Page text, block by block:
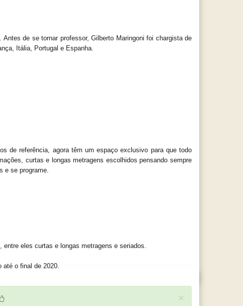
de se tornar professor, Gilberto Maringoni foi chargista de
Itália, Portugal e Espanha.
de referência, agora têm um espaço exclusivo para que todo
curtas e longas metragens escolhidos pensando sempre
e se programe.
eles curtas e longas metragens e seriados.
até o final de 2020.
×